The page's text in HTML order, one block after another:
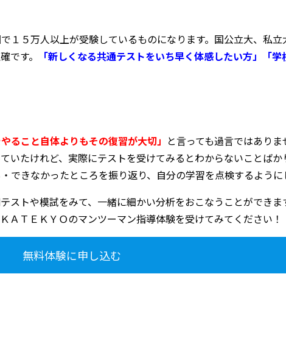
１５万人以上が受験しているものになります。国公立大、私
です。
「新しくなる共通テストをいち早く体感したい方」「学
やること自体よりもその復習が大切」 と言っても過言ではあり
いたけれど、実際にテストを受けてみるとわからないことば
できなかったところを振り返り、自分の学習を点検するように
ストや模試をみて、一緒に細かい分析をおこなうことができ
ＴＥＫＹＯのマンツーマン指導体験を受けてみてください！
無料体験に申し込む